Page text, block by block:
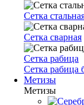
Сетка
Сетка сварная
Сетка рабица
Сетка рабица
Метизы
Метизы